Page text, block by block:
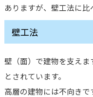
ありますが、壁工法に比
壁工法
壁（面）で建物を支えま
とされています。
高層の建物には不向きで